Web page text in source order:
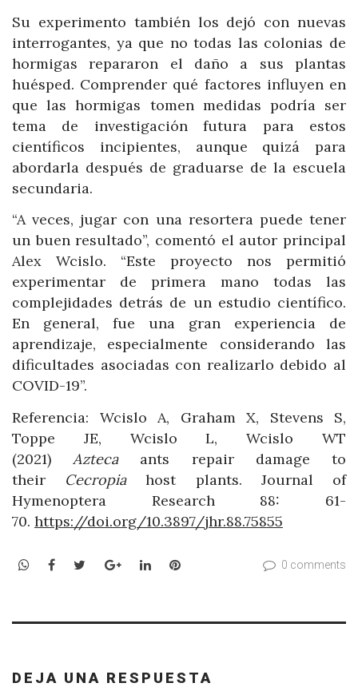
Su experimento también los dejó con nuevas
interrogantes, ya que no todas las colonias de
hormigas repararon el daño a sus plantas
huésped. Comprender qué factores influyen en
que las hormigas tomen medidas podría ser
tema de investigación futura para estos
científicos incipientes, aunque quizá para
abordarla después de graduarse de la escuela
secundaria.
“A veces, jugar con una resortera puede tener
un buen resultado”, comentó el autor principal
Alex Wcislo. “Este proyecto nos permitió
experimentar de primera mano todas las
complejidades detrás de un estudio científico.
En general, fue una gran experiencia de
aprendizaje, especialmente considerando las
dificultades asociadas con realizarlo debido al
COVID-19”.
Referencia: Wcislo A, Graham X, Stevens S,
Toppe JE, Wcislo L, Wcislo WT
(2021)Aztecaants repair damage to
their Cecropiahost plants. Journal of
Hymenoptera Research 88: 61-
70. https://doi.org/10.3897/jhr.88.75855
WhatsApp
Facebook
TwitterGoogle+LinkedInPinterest 0 comments
DEJA UNA RESPUESTA